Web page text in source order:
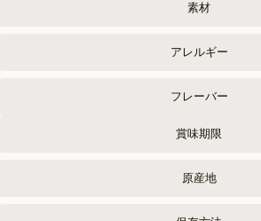
素材
アレルギー
フレーバー
賞味期限
原産地